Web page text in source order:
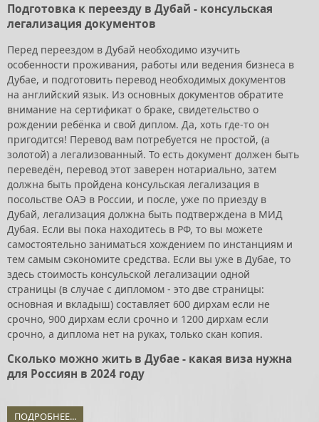
Подготовка к переезду в Дубай - консульская
легализация документов
Перед переездом в Дубай необходимо изучить
особенности проживания, работы или ведения бизнеса в
Дубае, и подготовить перевод необходимых документов
на английский язык. Из основных документов обратите
внимание на сертификат о браке, свидетельство о
рождении ребёнка и свой диплом. Да, хоть где-то он
пригодится! Перевод вам потребуется не простой, (а
золотой) а легализованный. То есть документ должен быть
переведён, перевод этот заверен нотариально, затем
должна быть пройдена консульская легализация в
посольстве ОАЭ в России, и после, уже по приезду в
Дубай, легализация должна быть подтверждена в МИД
Дубая. Если вы пока находитесь в РФ, то вы можете
самостоятельно заниматься хождением по инстанциям и
тем самым сэкономите средства. Если вы уже в Дубае, то
здесь стоимость консульской легализации одной
страницы (в случае с дипломом - это две страницы:
основная и вкладыш) составляет 600 дирхам если не
срочно, 900 дирхам если срочно и 1200 дирхам если
срочно, а диплома нет на руках, только скан копия.
Сколько можно жить в Дубае - какая виза нужна
для Россиян в 2024 году
ПОДРОБНЕЕ...